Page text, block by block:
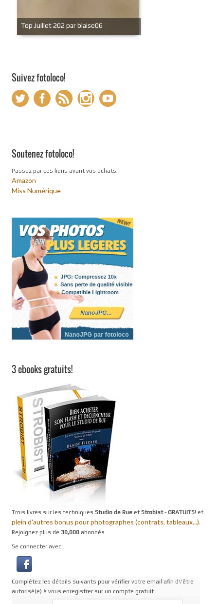
Top Juillet 202 par blaise06
Suivez fotoloco!
Soutenez fotoloco!
Passez par ces liens avant vos achats:
Amazon
Miss Numérique
3 ebooks gratuits!
Trois livres sur les techniques Studio de Rue et Strobist- GRATUITS! et
plein d'autres bonus pour photographes (contrats, tableaux...).
Rejoignez plus de 30,000 abonnés
Se connecter avec:
Complétez les détails suivants pour vérifier votre email afin d\'être
autorisé(e) à vous enregistrer sur un compte gratuit.